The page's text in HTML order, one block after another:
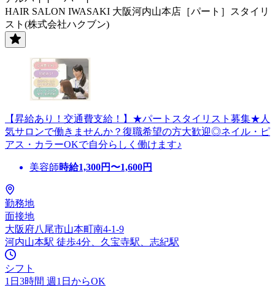
HAIR SALON IWASAKI 大阪河内山本店［パート］スタイリ
スト(株式会社ハクブン)
【昇給あり！交通費支給！】★パートスタイリスト募集★人
気サロンで働きませんか？復職希望の方大歓迎◎ネイル・ピ
アス・カラーOKで自分らしく働けます♪
美容師時給1,300円〜1,600円
勤務地
面接地
大阪府八尾市山本町南4-1-9
河内山本駅 徒歩4分、久宝寺駅、志紀駅
シフト
1日3時間 週1日からOK